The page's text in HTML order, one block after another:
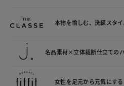
本物を愉しむ、洗練スタ
名品素材×立体裁断仕立ての
女性を足元から元気にする